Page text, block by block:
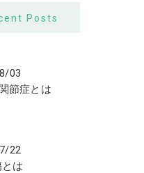
Posts
03
節症とは
22
とは